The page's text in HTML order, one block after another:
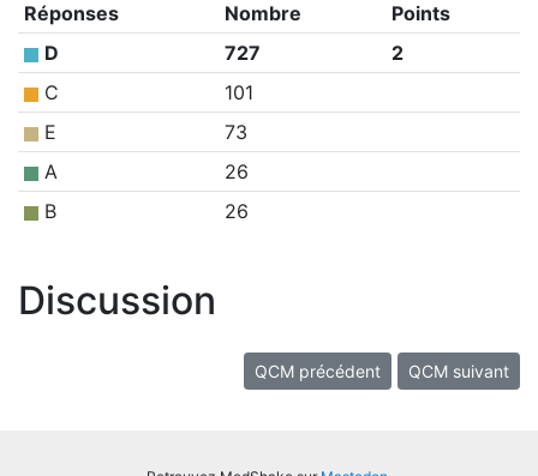
Réponses Nombre
Points
D
727
2
C
101
E
73
A
26
B
26
Discussion
QCM précédent QCM suivant